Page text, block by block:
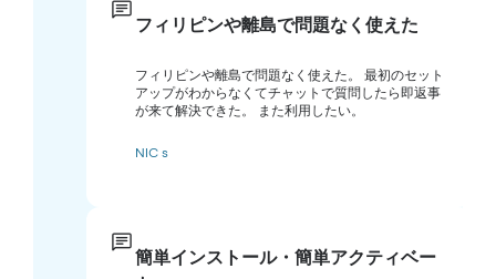
フィリピンや離島で問題なく使えた
フィリピンや離島で問題なく使えた。 最初のセット
アップがわからなくてチャットで質問したら即返事
が来て解決できた。 また利用したい。
NIC s
簡単インストール・簡単アクティベー